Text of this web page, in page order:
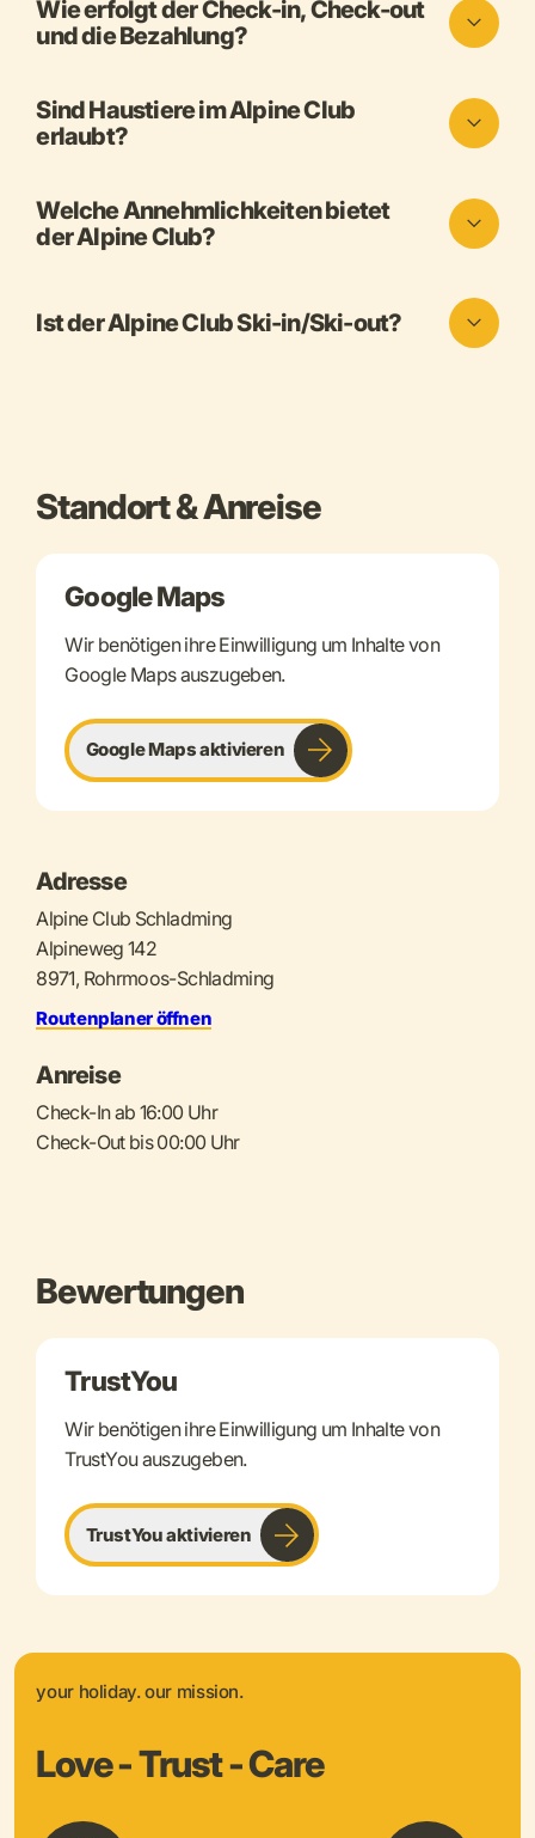
Wie erfolgt der Check-in, Check-out
und die Bezahlung?
Sind Haustiere im Alpine Club
erlaubt?
Welche Annehmlichkeiten bietet
der Alpine Club?
Ist der Alpine Club Ski-in/Ski-out?
Standort & Anreise
Google Maps
Wir benötigen ihre Einwilligung um Inhalte von
Google Maps auszugeben.
Google Maps aktivieren
Adresse
Alpine Club Schladming
Alpineweg 142
8971, Rohrmoos-Schladming
Routenplaner öffnen
Anreise
Check-In ab 16:00 Uhr
Check-Out bis 00:00 Uhr
Bewertungen
TrustYou
Wir benötigen ihre Einwilligung um Inhalte von
TrustYou auszugeben.
TrustYou aktivieren
your holiday. our mission.
Love - Trust - Care